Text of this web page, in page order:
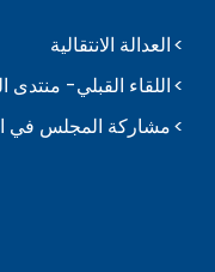
العدالة الانتقالية
اللقاء القبلي- منتدى
مشاركة المجلس في